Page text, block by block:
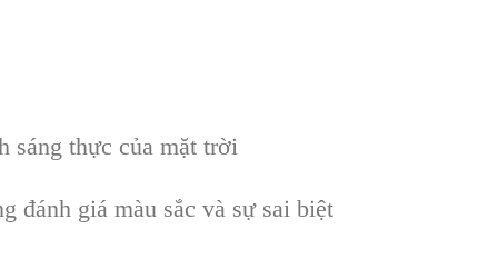
sáng thực của mặt trời
đánh giá màu sắc và sự sai biệt